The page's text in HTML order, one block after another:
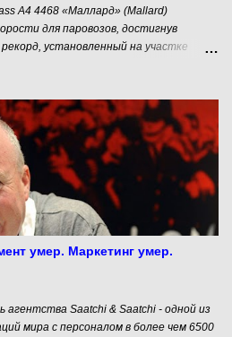
A4 4468 «Маллард» (Mallard)
для паровозов, достигнув
установленный на участке
из 35 паровозов класса A4,
сэром Найджелом Гресли,
and North Eastern Railway (LNER).
для высокоскоростных пассажирских
обтекаемой формой, которая была
трубе. Этот революционный
воздух с минимальным
скорости свыше 190 км/ч.
1938 года на Донкастерском
корпус в сочетании с другими
как эфф...
умер. Маркетинг умер.
агентства Saatchi & Saatchi - одной из
мира с персоналом в более чем 6500